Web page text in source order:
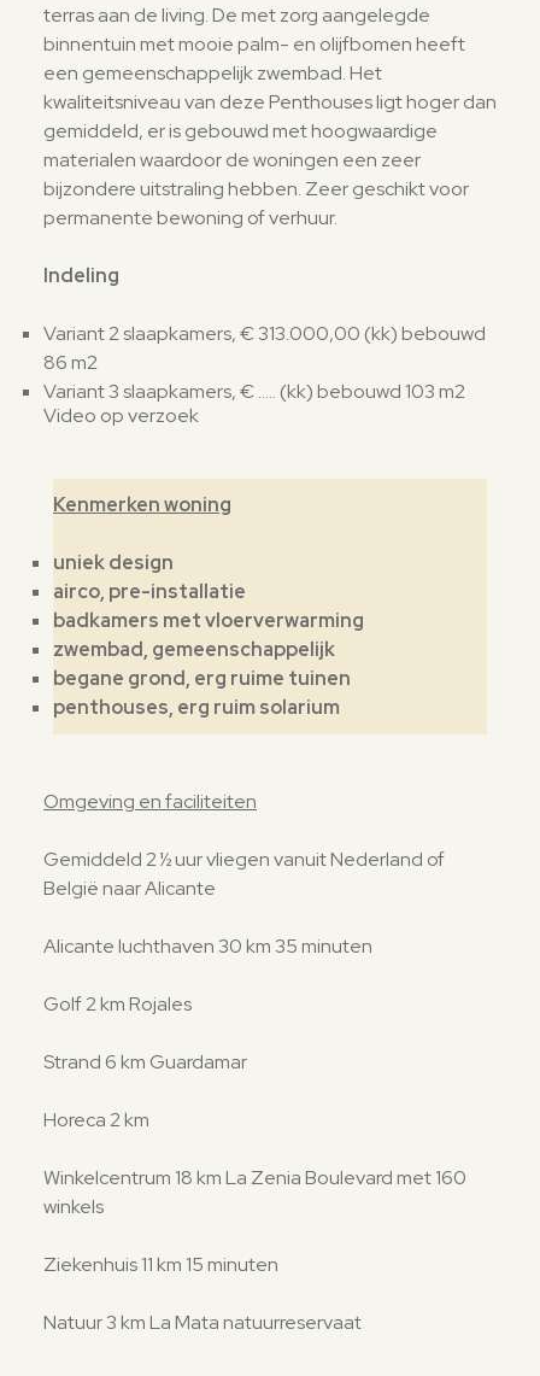
terras aan de living. De met zorg aangelegde
binnentuin met mooie palm- en olijfbomen heeft
een gemeenschappelijk zwembad. Het
kwaliteitsniveau van deze Penthouses ligt hoger dan
gemiddeld, er is gebouwd met hoogwaardige
materialen waardoor de woningen een zeer
bijzondere uitstraling hebben. Zeer geschikt voor
permanente bewoning of verhuur.
Indeling
Variant 2 slaapkamers, € 313.000,00 (kk) bebouwd
86 m2
Variant 3 slaapkamers, € ..... (kk) bebouwd 103 m2
Video op verzoek
Kenmerken woning
uniek design
airco, pre-installatie
badkamers met vloerverwarming
zwembad, gemeenschappelijk
begane grond, erg ruime tuinen
penthouses, erg ruim solarium
Omgeving en faciliteiten
Gemiddeld 2 ½ uur vliegen vanuit Nederland of
België naar Alicante
Alicante luchthaven 30 km 35 minuten
Golf 2 km Rojales
Strand 6 km Guardamar
Horeca 2 km
Winkelcentrum 18 km La Zenia Boulevard met 160
winkels
Ziekenhuis 11 km 15 minuten
Natuur 3 km La Mata natuurreservaat